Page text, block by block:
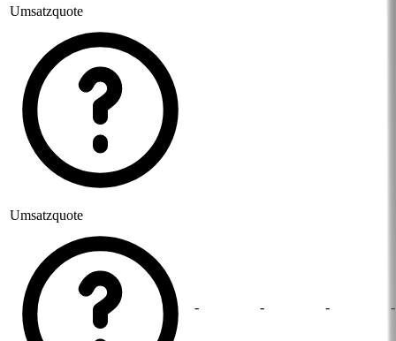
Umsatzquote
Umsatzquote
- - - -